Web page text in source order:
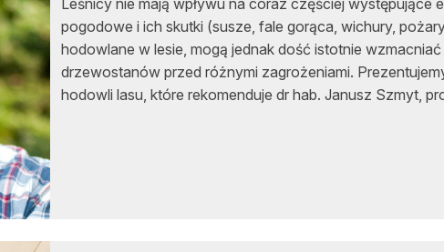
na zakupach
prywatne
Kontakt
Leśnicy nie mają wpływu na coraz częściej występujące
pogodowe i ich skutki (susze, fale gorąca, wichury,
hodowlane w lesie, mogą jednak dość istotnie
drzewostanów przed różnymi zagrożeniami.
hodowli lasu, które rekomenduje dr hab. Janusz Szmyt,